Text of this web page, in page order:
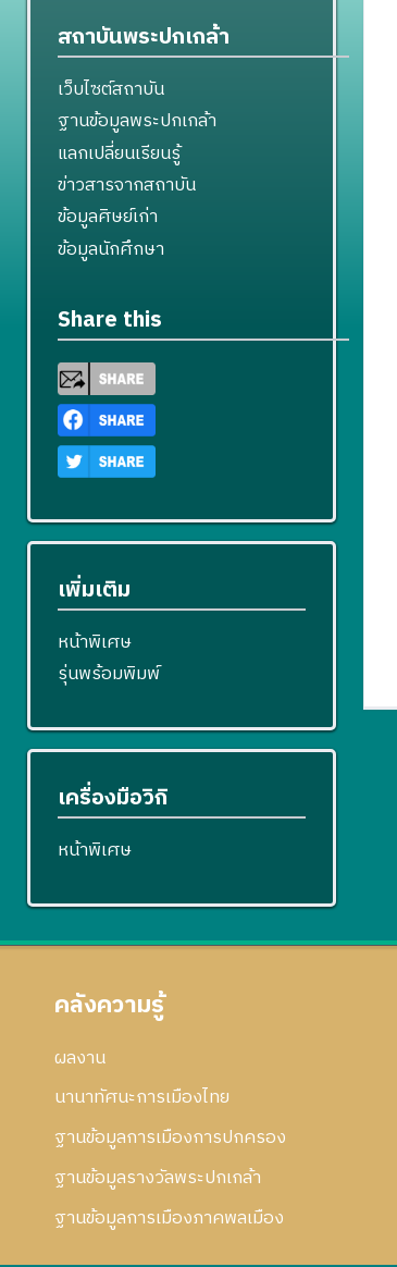
สถาบันพระปกเกล้า
เว็บไซต์สถาบัน
ฐานข้อมูลพระปกเกล้า
แลกเปลี่ยนเรียนรู้
ข่าวสารจากสถาบัน
ข้อมูลศิษย์เก่า
ข้อมูลนักศึกษา
Share this
เพิ่มเติม
หน้าพิเศษ
รุ่นพร้อมพิมพ์
เครื่องมือวิกิ
หน้าพิเศษ
คลังความรู้
ผลงาน
นานาทัศนะการเมืองไทย
ฐานข้อมูลการเมืองการปกครอง
ฐานข้อมูลรางวัลพระปกเกล้า
ฐานข้อมูลการเมืองภาคพลเมือง